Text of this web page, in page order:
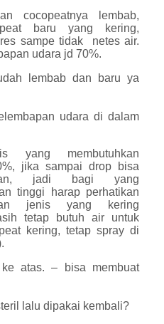
cocopeatnya lembab,
baru yang kering,
sampe tidak netes air.
udara jd 70%.
lembab dan baru ya
udara di dalam
yang membutuhkan
jika sampai drop bisa
jadi bagi yang
tinggi harap perhatikan
jenis yang kering
tetap butuh air untuk
kering, tetap spray di
atas. – bisa membuat
lalu dipakai kembali?